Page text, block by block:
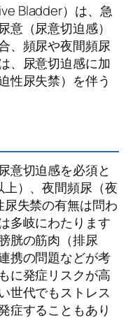
Bladder）は、急
意（尿意切迫感）
、頻尿や夜間頻尿
、尿意切迫感に加
性尿失禁）を伴う
意切迫感を必須と
）、夜間頻尿（夜
失禁の有無は問わ
多岐にわたります
胱の筋肉（排尿
携の問題などが考
に発症リスクが高
世代でもストレス
症することもあり